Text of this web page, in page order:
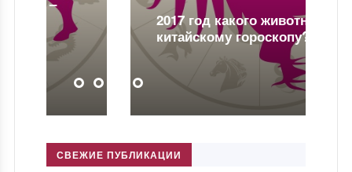
2017 год какого животного по
китайскому гороскопу?
СВЕЖИЕ ПУБЛИКАЦИИ